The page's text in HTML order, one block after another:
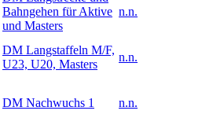
Bahngehen für Aktive
und Masters
n.n.
DM Langstaffeln M/F,
U23, U20, Masters
n.n.
DM Nachwuchs 1 n.n.